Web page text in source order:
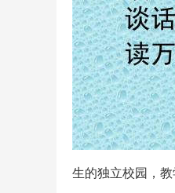
生的独立校园，